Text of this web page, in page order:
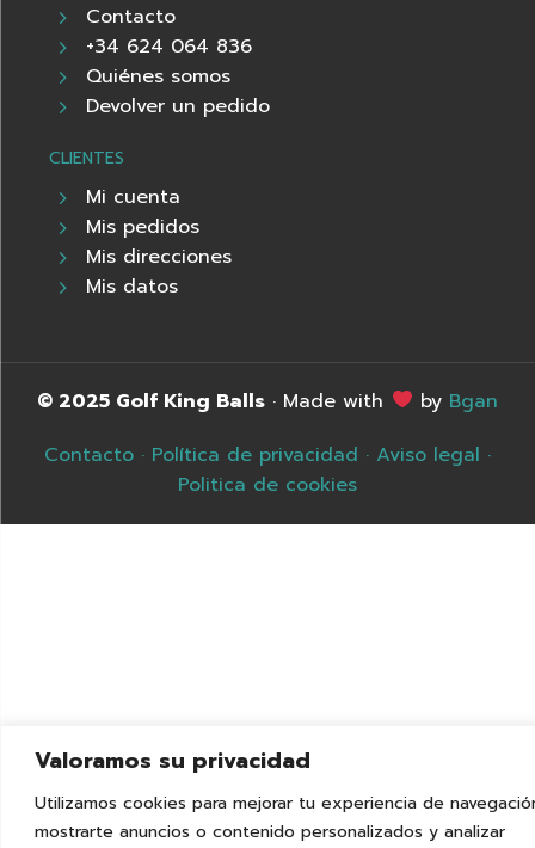
Valoramos su privacidad
Utilizamos cookies para mejorar tu experiencia de
mostrarte anuncios o contenido personalizados y analizar
Contacto
+34 624 064 836
Quiénes somos
Devolver un pedido
CLIENTES
Mi cuenta
Mis pedidos
Mis direcciones
Mis datos
© 2025 Golf King Balls · Made with by Bgan
Contacto · Política de privacidad · Aviso legal ·
Politica de cookies